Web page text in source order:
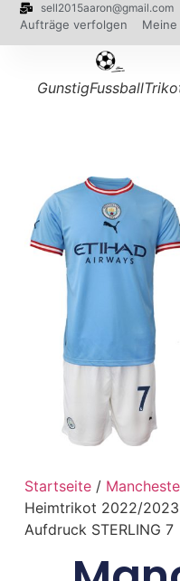
sell2015aaron@gmail.com
Aufträge verfolgen
Startseite/
Heimtrikot 2022/
Aufdruck STERLING 7